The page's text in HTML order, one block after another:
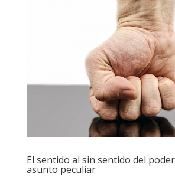
El sentido al sin sentido del
asunto peculiar